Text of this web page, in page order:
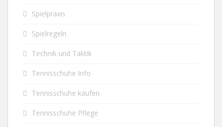
Spielpraxis
Spielregeln
Technik und Taktik
Tennisschuhe Info
Tennisschuhe kaufen
Tennisschuhe Pflege